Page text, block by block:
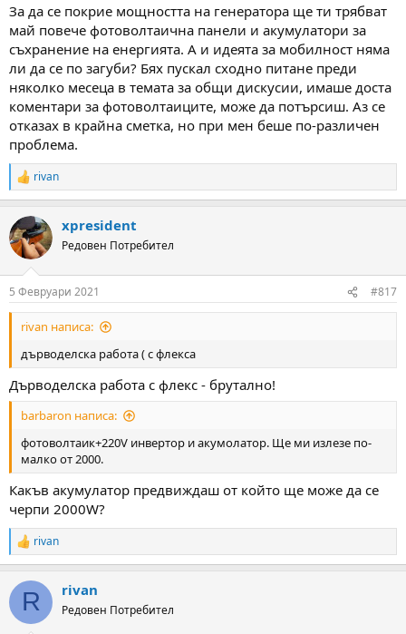
За да се покрие мощността на генератора ще ти трябват
май повече фотоволтаична панели и акумулатори за
съхранение на енергията. А и идеята за мобилност няма
ли да се по загуби? Бях пускал сходно питане преди
няколко месеца в темата за общи дискусии, имаше доста
коментари за фотоволтаиците, може да потърсиш. Аз се
отказах в крайна сметка, но при мен беше по-различен
проблема.
R
e
c
t
i
s
:
rivan
xpresident
Редовен Потребител
5 Февруари 2021 #817
rivan написа:
дърводелска работа ( с флекса
Дърводелска работа с флекс - брутално!
barbaron написа:
фотоволтаик+220V инвертор и акумолатор. Ще ми излезе по-
малко от 2000.
Какъв акумулатор предвиждаш от който ще може да се
черпи 2000W?
R
e
c
i
rivan
R rivan
Редовен Потребител